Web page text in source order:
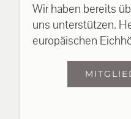
Wir haben bereits
uns unterstützen.
europäischen